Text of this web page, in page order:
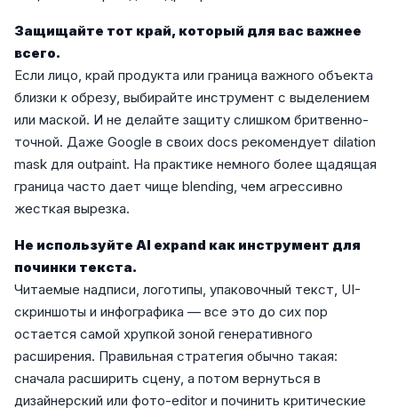
Защищайте тот край, который для вас важнее
всего.
Если лицо, край продукта или граница важного объекта
близки к обрезу, выбирайте инструмент с выделением
или маской. И не делайте защиту слишком бритвенно-
точной. Даже Google в своих docs рекомендует dilation
mask для outpaint. На практике немного более щадящая
граница часто дает чище blending, чем агрессивно
жесткая вырезка.
Не используйте AI expand как инструмент для
починки текста.
Читаемые надписи, логотипы, упаковочный текст, UI-
скриншоты и инфографика — все это до сих пор
остается самой хрупкой зоной генеративного
расширения. Правильная стратегия обычно такая:
сначала расширить сцену, а потом вернуться в
дизайнерский или фото-editor и починить критические